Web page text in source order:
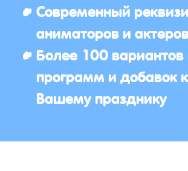
Современный
аниматоров и
Более 100
программ и добавок к
Вашему празднику